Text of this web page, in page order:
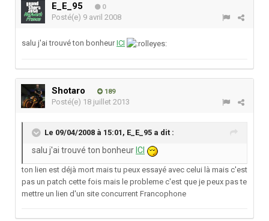
E_E_95 0
Posté(e) 9 avril 2008
salu j'ai trouvé ton bonheurICI
Shotaro 189
Posté(e) 18 juillet 2013
Le 09/04/2008 à 15:01, E_E_95 a dit :
salu j'ai trouvé ton bonheur ICI
ton lien est déjà mort mais tu peux essayé avec celui là mais c'est
pas un patch cette fois mais le probleme c'est que je peux pas te
mettre un lien d'un site concurrent Francophone